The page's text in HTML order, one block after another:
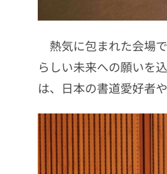
熱気に包まれた会場
らしい未来への願いを
は、日本の書道愛好者